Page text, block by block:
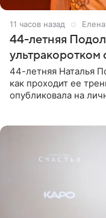
11 часов назад
44-летняя
44-летняя Наталья
как проходит ее
опубликовала на